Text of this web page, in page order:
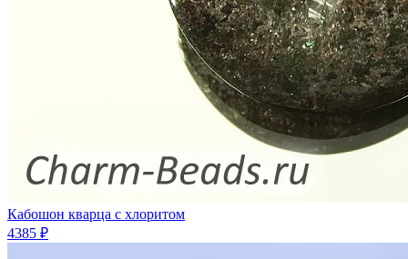
Кабошон кварца с хлоритом
4385 ₽